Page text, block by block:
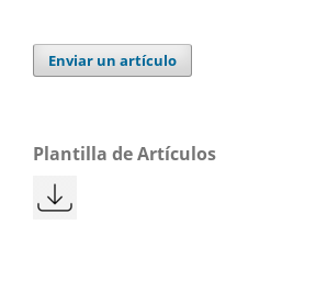
Enviar un artículo
Plantilla de Artículos